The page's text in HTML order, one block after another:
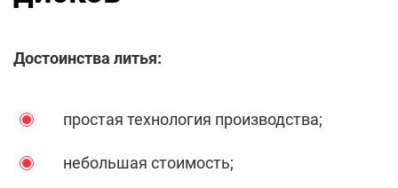
Достоинства литья:
простая технология производства;
небольшая стоимость;